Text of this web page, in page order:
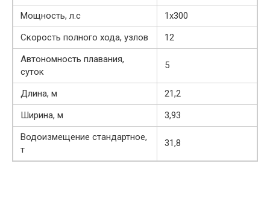
Мощность, л.с
1х300
Скорость полного хода, узлов
12
Автономность плавания,
суток
5
Длина, м
21,2
Ширина, м
3,93
Водоизмещение стандартное,
т
31,8